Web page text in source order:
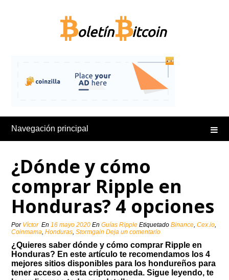
Navegación principal
¿Dónde y cómo
comprar Ripple en
Honduras? 4 opciones
Por Víctor En16 mayo 2020 EnGuías Ripple EtiquetadoBinance,Cex.io,
Coinmama,Honduras,Stormgain Deja un comentario
¿Quieres saber dónde y cómo comprar Ripple en
Honduras? En este artículo te recomendamos los 4
mejores sitios disponibles para los hondureños para
tener acceso a esta criptomoneda. Sigue leyendo, te